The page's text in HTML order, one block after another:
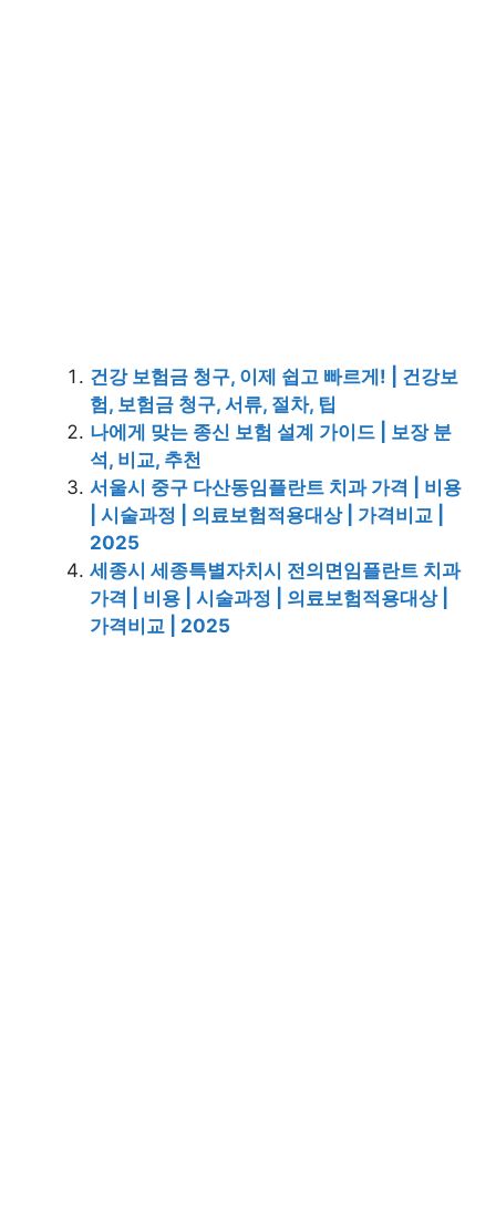
건강 보험금 청구, 이제 쉽고 빠르게! | 건강보
험, 보험금 청구, 서류, 절차, 팁
나에게 맞는 종신 보험 설계 가이드 | 보장 분
석, 비교, 추천
서울시 중구 다산동임플란트 치과 가격 | 비용
| 시술과정 | 의료보험적용대상 | 가격비교 |
2025
세종시 세종특별자치시 전의면임플란트 치과
가격 | 비용 | 시술과정 | 의료보험적용대상 |
가격비교 | 2025